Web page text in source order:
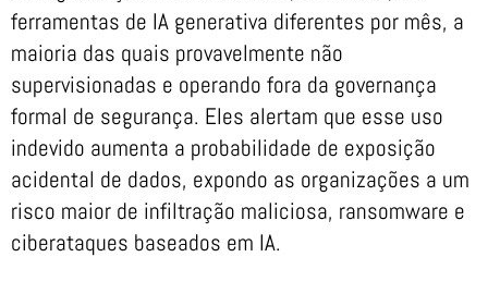
ferramentas de IA generativa diferentes por mês, a
maioria das quais provavelmente não
supervisionadas e operando fora da governança
formal de segurança. Eles alertam que esse uso
indevido aumenta a probabilidade de exposição
acidental de dados, expondo as organizações a um
risco maior de infiltração maliciosa, ransomware e
ciberataques baseados em IA.